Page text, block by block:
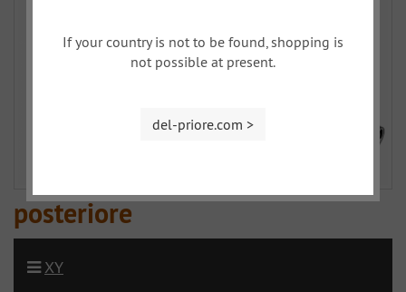
posteriore
XY
If your country is not to be found, shopping is
not possible at present.
del-priore.com >